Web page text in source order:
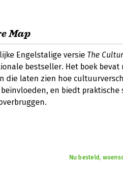
Map
Engelstalige versie The
bestseller. Het boek bevat
die laten zien hoe
en biedt praktische
Nu besteld,